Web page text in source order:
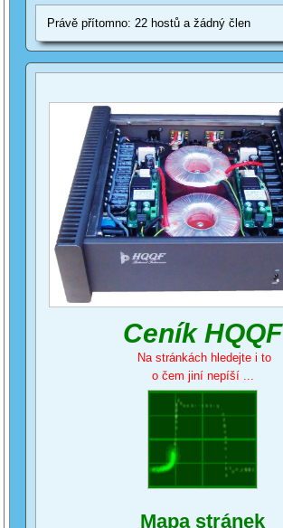
Právě přítomno: 22 hostů a žádný člen
Ceník HQQF
Na stránkách hledejte i to
o čem jiní nepíší ...
Mapa stránek